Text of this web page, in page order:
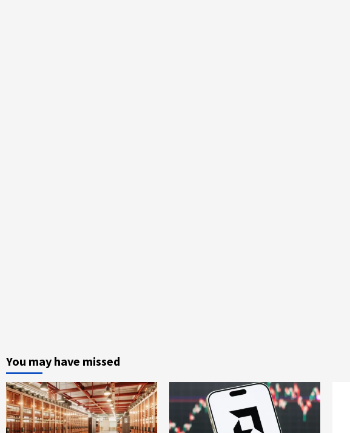
You may have missed